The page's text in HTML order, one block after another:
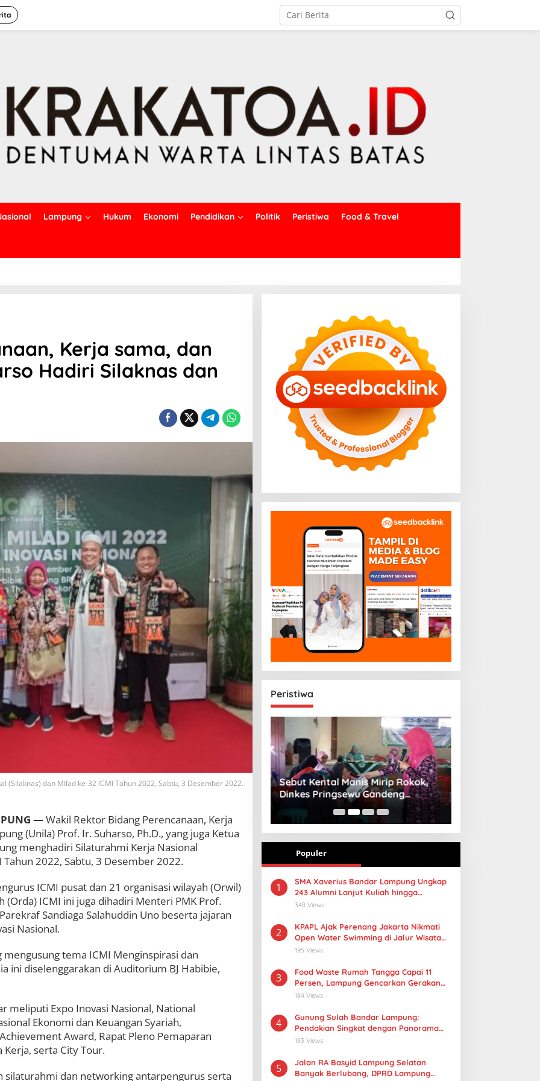
Lampung Hukum Ekonomi Pendidikan Politik Peristiwa Food & Travel
Kerja sama, dan
Hadiri Silaknas dan
(Silaknas) dan Milad ke-32 ICMI Tahun 2022, Sabtu, 3 Desember 2022.
—Wakil Rektor Bidang Perencanaan, Kerja
(Unila) Prof. Ir. Suharso, Ph.D., yang juga Ketua
menghadiri Silaturahmi Kerja Nasional
Tahun 2022, Sabtu, 3 Desember 2022.
ICMI pusat dan 21 organisasi wilayah (Orwil)
(Orda) ICMI ini juga dihadiri Menteri PMK Prof.
Sandiaga Salahuddin Uno beserta jajaran
Nasional.
mengusung tema ICMI Menginspirasi dan
ini diselenggarakan di Auditorium BJ Habibie,
meliputi Expo Inovasi Nasional, National
Ekonomi dan Keuangan Syariah,
Award, Rapat Pleno Pemaparan
Kerja, serta City Tour.
silaturahmi dan networking antarpengurus serta
Peristiwa
BBWS Mesuji Sekampung Pastikan
Sebut Kental Manis Mirip Rokok,
Dinkes Pringsewu Gandeng
Aisyiyah Desak Regulasi Gizi Anak
Populer
1
SMA Xaverius Bandar Lampung Ungkap
243 Alumni Lanjut Kuliah hingga
Mancanegara
348 Views
2
KPAPL Ajak Perenang Jakarta Nikmati
Open Water Swimming di Jalur Wisata
Lampung
195 Views
3
Food Waste Rumah Tangga Capai 11
Persen, Lampung Gencarkan Gerakan
Selamatan Pangan
184 Views
4
Gunung Sulah Bandar Lampung:
Pendakian Singkat dengan Panorama
Kota yang Memukau
183 Views
5
Jalan RA Basyid Lampung Selatan
Banyak Berlubang, DPRD Lampung